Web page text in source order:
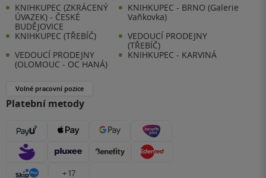
KNIHKUPEC (ZKRÁCENÝ
ÚVAZEK) - ČESKÉ
BUDĚJOVICE
KNIHKUPEC - BRNO (Galerie
Vaňkovka)
KNIHKUPEC (TŘEBÍČ)
VEDOUCÍ PRODEJNY
(TŘEBÍČ)
VEDOUCÍ PRODEJNY
(OLOMOUC - OC HANÁ)
KNIHKUPEC - KARVINÁ
Volné pracovní pozice
Platební metody
+ 17